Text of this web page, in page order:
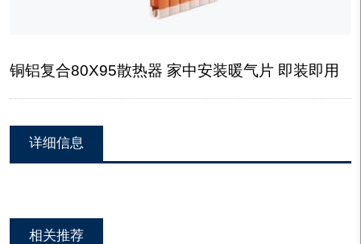
铜铝复合80X95散热器 家中安装暖气片 即装即用
详细信息
相关推荐